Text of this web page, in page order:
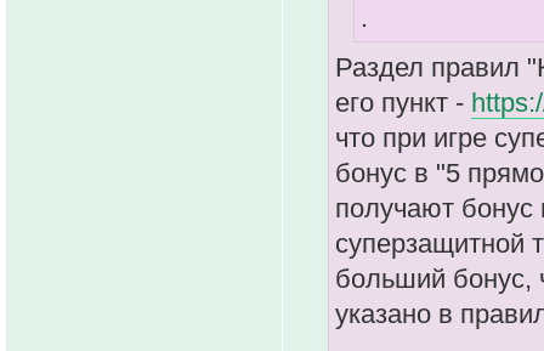
.
Раздел правил
его пункт -
что при игре
бонус в "5
получают
суперзащитной
больший бонус,
указано в